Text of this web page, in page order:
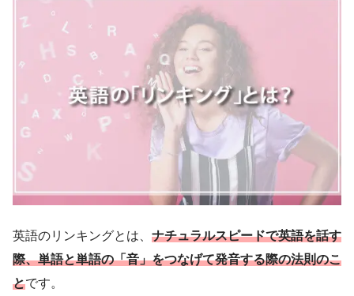
英語のリンキングとは、 ナチュラルスピードで英語を話す
際、単語と単語の「音」をつなげて発音する際の法則のこ
とです。